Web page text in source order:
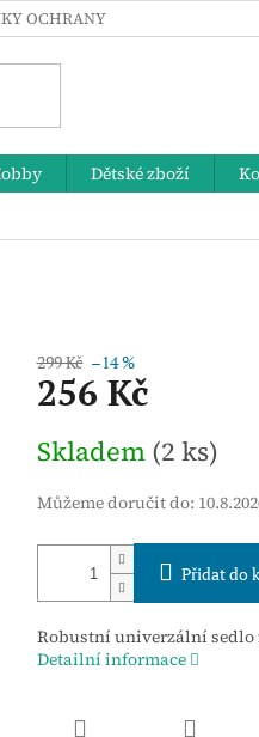
OCHRANY OSOBNÍCH ÚDAJŮ
Dětské zboží
299 Kč –14 %
256 Kč
cena:
Skladem (2 ks)
Můžeme doručit do:
Přidat do
Robustní univerzální sedlo
Detailní informace